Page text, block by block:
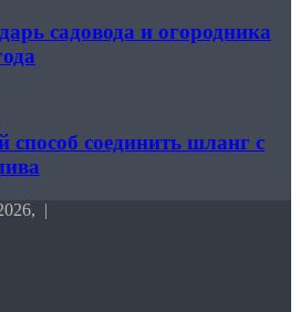
садовода и огородника
соединить шланг с
|